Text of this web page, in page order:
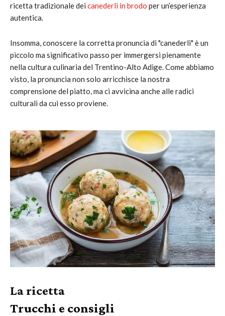
ricetta tradizionale dei canederli in brodo per un’esperienza
autentica.
Insomma, conoscere la corretta pronuncia di "canederli" è un
piccolo ma significativo passo per immergersi pienamente
nella cultura culinaria del Trentino-Alto Adige. Come abbiamo
visto, la pronuncia non solo arricchisce la nostra
comprensione del piatto, ma ci avvicina anche alle radici
culturali da cui esso proviene.
La ricetta
Trucchi e consigli